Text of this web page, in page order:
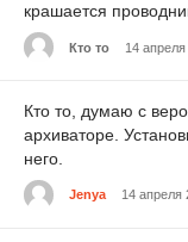
крашается
Кто то 14
Кто то, думаю с
архиваторе.
него.
Jenya 14 апреля